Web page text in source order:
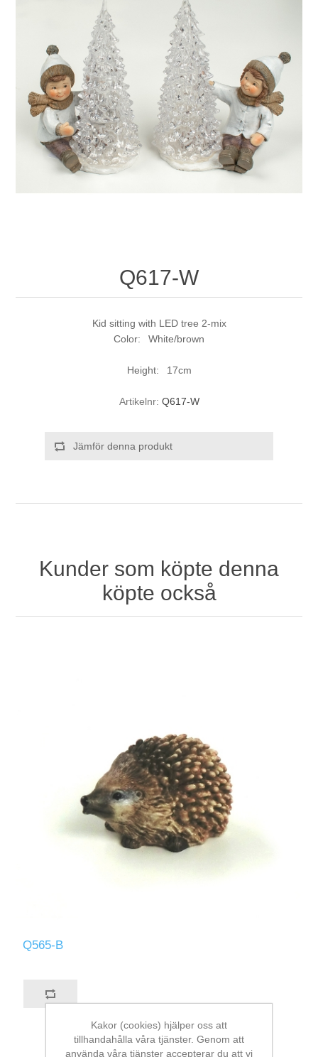
Q617-W
Kid sitting with LED tree 2-mix
Color: White/brown
Height: 17cm
Artikelnr: Q617-W
Jämför denna produkt
Kunder som köpte denna
köpte också
Q565-B
Kakor (cookies) hjälper oss att
tillhandahålla våra tjänster. Genom att
använda våra tjänster accepterar du att vi